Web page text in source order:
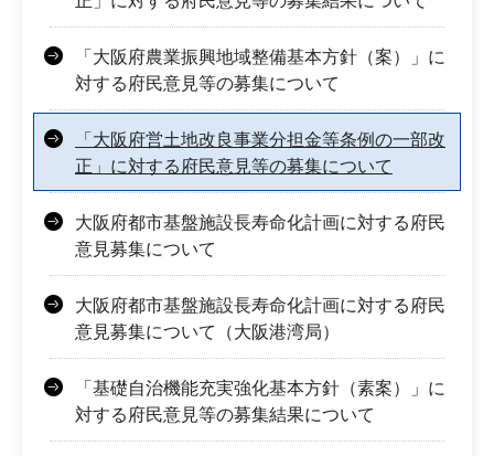
「大阪府農業振興地域整備基本方針（案）」に
対する府民意見等の募集について
「大阪府営土地改良事業分担金等条例の一部改
正」に対する府民意見等の募集について
大阪府都市基盤施設長寿命化計画に対する府民
意見募集について
大阪府都市基盤施設長寿命化計画に対する府民
意見募集について（大阪港湾局）
「基礎自治機能充実強化基本方針（素案）」に
対する府民意見等の募集結果について